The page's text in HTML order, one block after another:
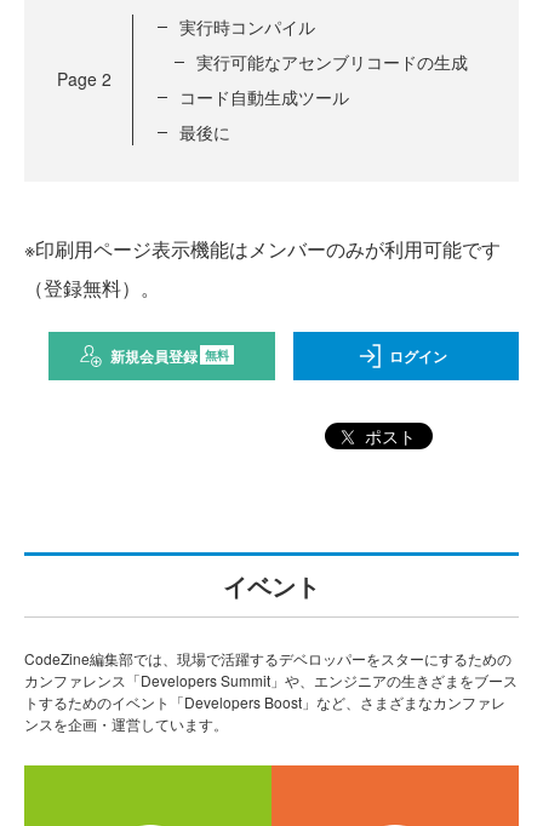
Page 2
実行時コンパイル
実行可能なアセンブリコードの生成
コード自動生成ツール
最後に
※印刷用ページ表示機能はメンバーのみが利用可能です
（登録無料）。
新規会員登録 無料 ログイン
ポスト
イベント
CodeZine編集部では、現場で活躍するデベロッパーをスターにするための
カンファレンス「Developers Summit」や、エンジニアの生きざまをブース
トするためのイベント「Developers Boost」など、さまざまなカンファレ
ンスを企画・運営しています。